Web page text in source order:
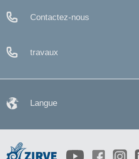
Contactez-nous
travaux
Langue